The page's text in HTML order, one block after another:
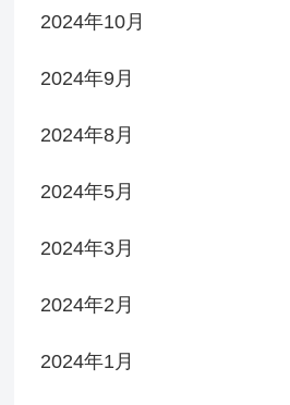
2024年10月
2024年9月
2024年8月
2024年5月
2024年3月
2024年2月
2024年1月